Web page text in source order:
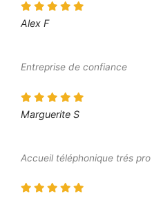
Alex F
Entreprise de confiance
Marguerite S
Accueil téléphonique trés pro